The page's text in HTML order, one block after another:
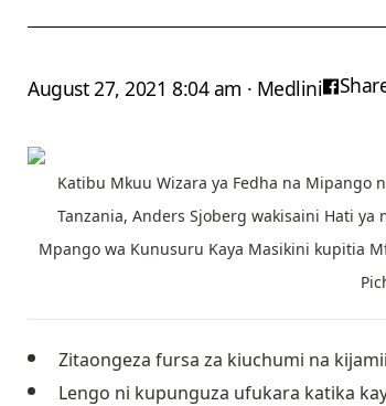
August 27, 2021 8:04 am · Medlini
Katibu Mkuu Wizara ya Fedha na Mipango
Tanzania, Anders Sjoberg wakisaini Hati
Mpango wa Kunusuru Kaya Masikini kupitia
Zitaongeza fursa za kiuchumi na
Lengo ni kupunguza ufukara katika